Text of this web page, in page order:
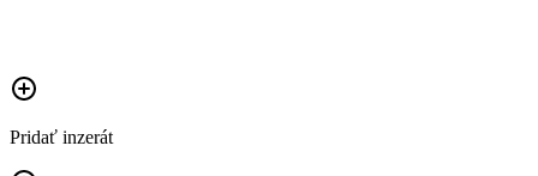
Pridať inzerát